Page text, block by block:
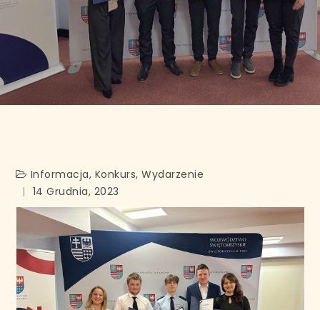
Informacja, Konkurs,Wydarzenie
14 Grudnia, 2023